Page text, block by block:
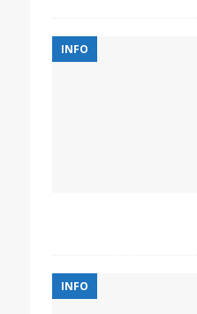
INFO
INFO